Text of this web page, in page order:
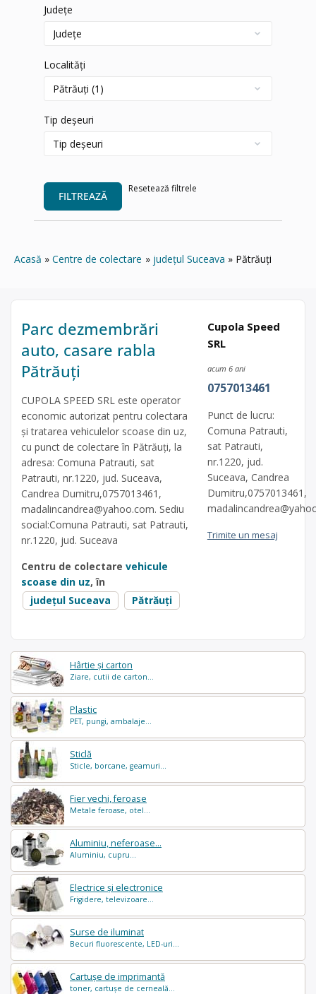
Județe
Localități
Tip deșeuri
FILTREAZĂ
Resetează filtrele
Acasă Centre de colectare județul Suceava Pătrăuți
Hârtie și carton
Ziare, cutii de carton...
Plastic
PET, pungi, ambalaje...
Sticlă
Sticle, borcane, geamuri...
Fier vechi, feroase
Metale feroase, otel...
Aluminiu, neferoase...
Aluminiu, cupru...
Electrice și electronice
Frigidere, televizoare...
Surse de iluminat
Becuri fluorescente, LED-uri...
Cartușe de imprimantă
toner, cartușe de cerneală...
Parc dezmembrări
auto, casare rabla
Pătrăuți
CUPOLA SPEED SRL este operator
economic autorizat pentru colectara
și tratarea vehiculelor scoase din uz,
cu punct de colectare în Pătrăuți, la
adresa: Comuna Patrauti, sat
Patrauti, nr.1220, jud. Suceava,
Candrea Dumitru,0757013461,
madalincandrea@yahoo.com. Sediu
social:Comuna Patrauti, sat Patrauti,
nr.1220, jud. Suceava
Centru de colectare vehicule
scoase din uz, în
județul Suceava
Pătrăuți
Cupola Speed
SRL
acum 6 ani
0757013461
Punct de lucru:
Comuna Patrauti,
sat Patrauti,
nr.1220, jud.
Suceava, Candrea
Dumitru,0757013461,
Trimite un mesaj